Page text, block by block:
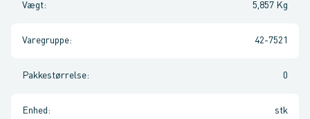
Vægt: 5,857 Kg
Varegruppe: 42-7521
Pakkestørrelse: 0
Enhed : stk